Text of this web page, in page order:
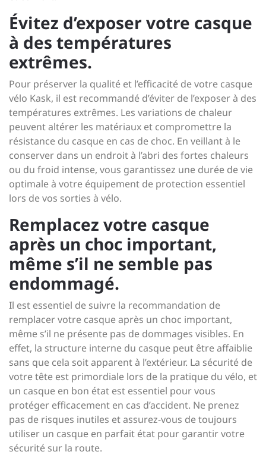
Évitez d’exposer votre casque
à des températures
extrêmes.
Pour préserver la qualité et l’efficacité de votre casque
vélo Kask, il est recommandé d’éviter de l’exposer à des
températures extrêmes. Les variations de chaleur
peuvent altérer les matériaux et compromettre la
résistance du casque en cas de choc. En veillant à le
conserver dans un endroit à l’abri des fortes chaleurs
ou du froid intense, vous garantissez une durée de vie
optimale à votre équipement de protection essentiel
lors de vos sorties à vélo.
Remplacez votre casque
après un choc important,
même s’il ne semble pas
endommagé.
Il est essentiel de suivre la recommandation de
remplacer votre casque après un choc important,
même s’il ne présente pas de dommages visibles. En
effet, la structure interne du casque peut être affaiblie
sans que cela soit apparent à l’extérieur. La sécurité de
votre tête est primordiale lors de la pratique du vélo, et
un casque en bon état est essentiel pour vous
protéger efficacement en cas d’accident. Ne prenez
pas de risques inutiles et assurez-vous de toujours
utiliser un casque en parfait état pour garantir votre
sécurité sur la route.